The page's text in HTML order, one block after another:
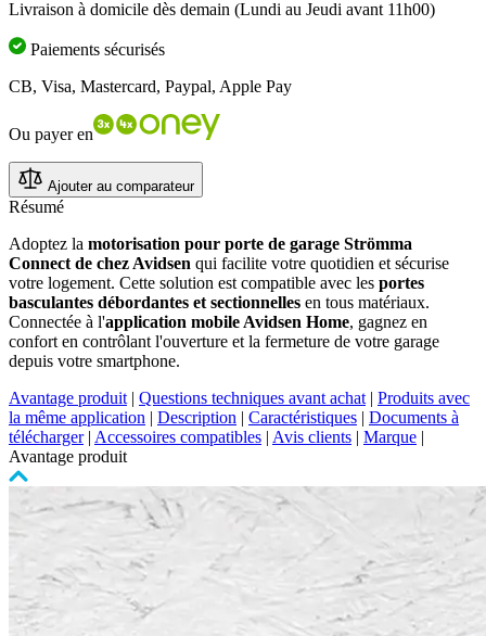
Livraison à domicile dès demain (Lundi au Jeudi avant 11h00)
Paiements sécurisés
CB, Visa, Mastercard, Paypal, Apple Pay
Ou payer en
Ajouter au comparateur
Résumé
Adoptez la motorisation pour porte de garage Strömma
Connect de chez Avidsen qui facilite votre quotidien et sécurise
votre logement. Cette solution est compatible avec les portes
basculantes débordantes et sectionnelles en tous matériaux.
Connectée à l'application mobile Avidsen Home, gagnez en
confort en contrôlant l'ouverture et la fermeture de votre garage
depuis votre smartphone.
Avantage produit | Questions techniques avant achat | Produits avec
la même application | Description | Caractéristiques | Documents à
télécharger | Accessoires compatibles | Avis clients | Marque |
Avantage produit